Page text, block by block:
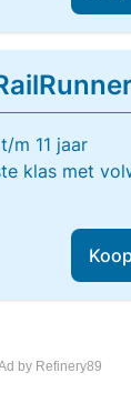
m 11 jaar
klas met
by Refinery89